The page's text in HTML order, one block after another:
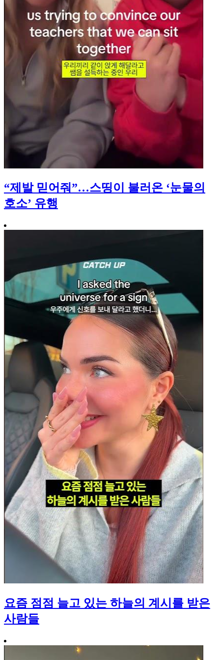
“제발 믿어줘”…스띵이 불러온 ‘눈물의
호소’ 유행
요즘 점점 늘고 있는 하늘의 계시를 받은
사람들